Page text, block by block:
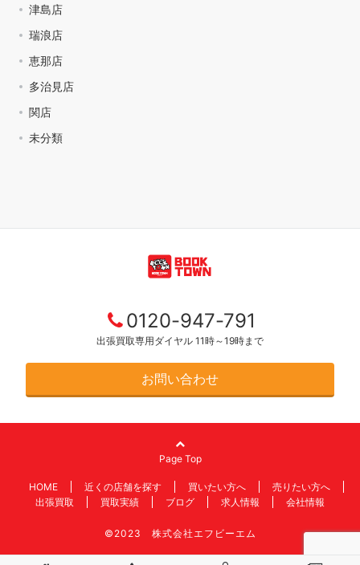
津島店
瑞浪店
恵那店
多治見店
関店
未分類
0120-947-791
出張買取専用ダイヤル 11時～19時まで
お問い合わせ
Page Top
HOME 近くの店舗を探す 買いたい方へ
売りたい方へ
出張買取
買取実績 ブログ 求人情報 会社情報
©2023 株式会社エフビーエム